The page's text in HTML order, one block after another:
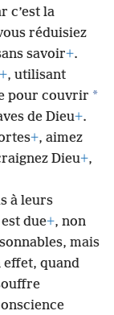
c’est la
réduisiez
savoir+.
+, utilisant
pour couvrir *
de Dieu+.
+, aimez
Dieu+,
à leurs
due+, non
mais
effet, quand